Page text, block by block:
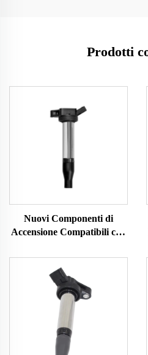
Prodotti
Nuovi Componenti di
Accensione Compatibili con
9091902273 90919A2008
Bobina di Accensione
Confezione 9004A19002
UF796